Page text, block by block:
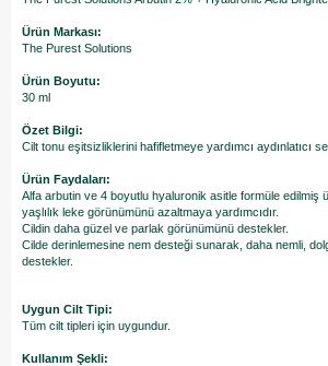
Ürün Markası:
The Purest Solutions
Ürün Boyutu:
30 ml
Özet Bilgi:
Cilt tonu eşitsizliklerini hafifletmeye yardımcı aydınlatıcı
Ürün Faydaları:
Alfa arbutin ve 4 boyutlu hyaluronik asitle formüle edilmiş
yaşlılık leke görünümünü azaltmaya yardımcıdır.
Cildin daha güzel ve parlak görünümünü destekler.
Cilde derinlemesine nem desteği sunarak, daha nemli,
destekler.
Uygun Cilt Tipi:
Tüm cilt tipleri için uygundur.
Kullanım Şekli: